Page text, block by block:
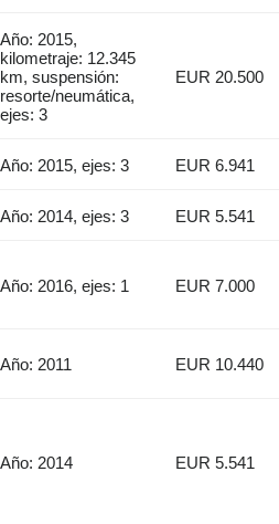
Año: 2015,
kilometraje: 12.345
km, suspensión:
resorte/neumática,
ejes: 3
EUR 20.500
Año: 2015, ejes: 3 EUR 6.941
Año: 2014, ejes: 3 EUR 5.541
Año: 2016, ejes: 1 EUR 7.000
Año: 2011 EUR 10.440
Año: 2014 EUR 5.541